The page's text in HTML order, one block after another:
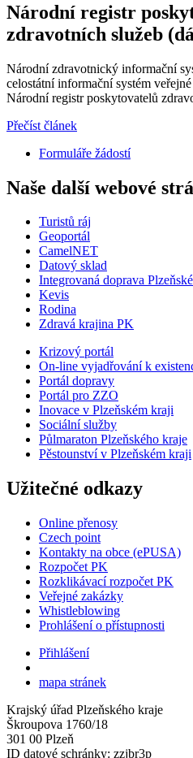
Národní registr
zdravotních služeb
Národní zdravotnický informační
celostátní informační systém
Národní registr poskytovatelů
Přečíst článek
Formuláře žádostí
Naše další webové
Turistů ráj
Geoportál
CamelNET
Datový sklad
Integrovaná doprava
Kevis
Rodina
Zdravá krajina PK
Krizový portál
On-line vyjadřování k
Portál dopravy
Portál pro ZZO
Inovace v Plzeňském kraji
Sociální služby
Půlmaraton Plzeňského kraje
Pěstounství v Plzeňském kraji
Užitečné odkazy
Online přenosy
Czech point
Kontakty na obce (ePUSA)
Rozpočet PK
Rozklikávací rozpočet PK
Veřejné zakázky
Whistleblowing
Prohlášení o přístupnosti
Přihlášení
mapa stránek
Krajský úřad Plzeňského kraje
Škroupova 1760/18
301 00 Plzeň
ID datové schránky: zzjbr3p